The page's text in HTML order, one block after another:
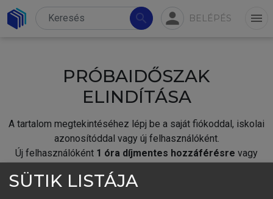
search person BELÉPÉS menu
PRÓBAIDŐSZAK
ELINDÍTÁSA
A tartalom megtekintéséhez lépj be a saját fiókoddal, iskolai
azonosítóddal vagy új felhasználóként.
Új felhasználóként 1 óra díjmentes hozzáférésre vagy
SÜTIK LISTÁJA